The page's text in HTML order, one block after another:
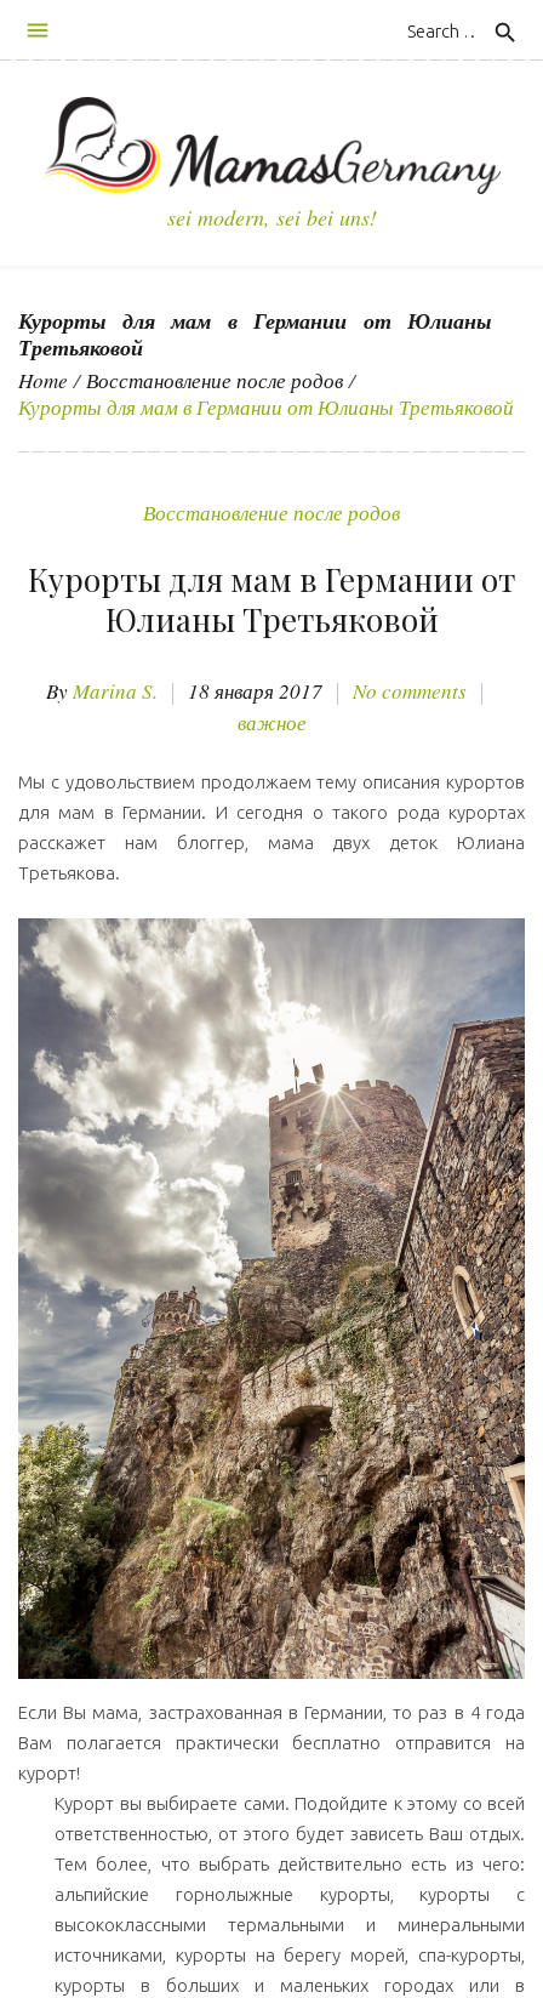
search
sei modern, sei bei uns!
Курорты для мам в Германии от Юлианы
Третьяковой
Home / Восстановление после родов /
Курорты для мам в Германии от Юлианы Третьяковой
Восстановление после родов
Курорты для мам в Германии от
Юлианы Третьяковой
ByMarina S. 18 января 2017
No comments
важное
Мы с удовольствием продолжаем тему описания курортов
для мам в Германии. И сегодня о такого рода курортах
расскажет нам блоггер, мама двух деток Юлиана
Третьякова.
Если Вы мама, застрахованная в Германии, то раз в 4 года
Вам полагается практически бесплатно отправится на
курорт!
Курорт вы выбираете сами. Подойдите к этому со всей
ответственностью, от этого будет зависеть Ваш отдых.
Тем более, что выбрать действительно есть из чего:
альпийские горнолыжные курорты, курорты с
высококлассными термальными и минеральными
источниками, курорты на берегу морей, спа-курорты,
курорты в больших и маленьких городах или в